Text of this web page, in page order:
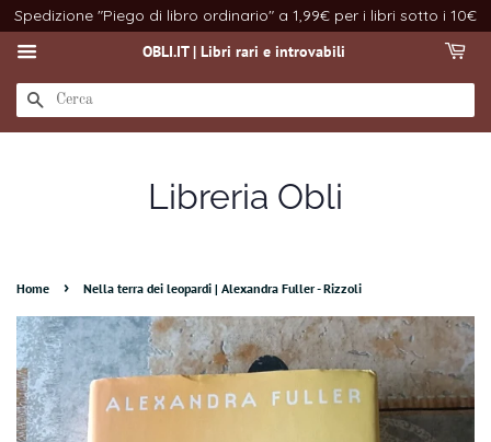
Spedizione "Piego di libro ordinario" a 1,99€ per i libri sotto i 10€
OBLI.IT | Libri rari e introvabili
CERCA
Libreria Obli
Home › Nella terra dei leopardi | Alexandra Fuller - Rizzoli